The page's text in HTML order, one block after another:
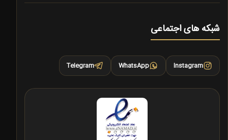
شبکه های اجتماعی
Instagram
WhatsApp
Telegram